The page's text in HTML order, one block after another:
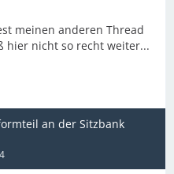
meinen anderen Thread
hier nicht so recht weiter...
an der Sitzbank